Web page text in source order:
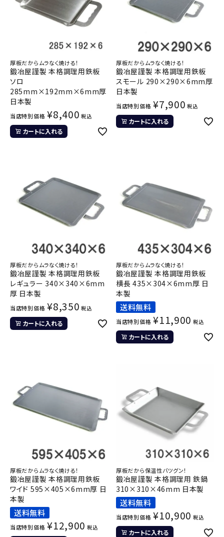
厚板だからムラなく焼ける！
鍛冶屋謹製 本格調理用鉄板
ソロ
285mm×192mm×6mm厚
日本製
当店特別価格 ¥8,400 税込
カートに入れる
厚板だからムラなく焼ける！
鍛冶屋謹製 本格調理用鉄板
スモール 290×290×6mm厚
日本製
当店特別価格 ¥7,900 税込
カートに入れる
厚板だからムラなく焼ける！
鍛冶屋謹製 本格調理用鉄板
レギュラー 340×340×6mm
厚 日本製
当店特別価格 ¥8,350 税込
カートに入れる
厚板だからムラなく焼ける！
鍛冶屋謹製 本格調理用鉄板
横長 435×304×6mm厚 日
本製
送料無料
当店特別価格 ¥11,900 税込
カートに入れる
厚板だからムラなく焼ける！
鍛冶屋謹製 本格調理用鉄板
ワイド 595×405×6mm厚 日
本製
送料無料
当店特別価格 ¥12,900 税込
厚板だから保温性バツグン！
鍛冶屋謹製 本格調理用 鉄鍋
310×310×46mm 日本製
送料無料
当店特別価格 ¥10,900 税込
カートに入れる